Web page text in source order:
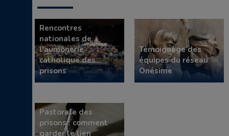
Rencontres
nationales de
l’aumônerie
catholique des
prisons
Témoignage des
équipes du réseau
Onésime
Pastorale des
prisons : comment
garder le lien